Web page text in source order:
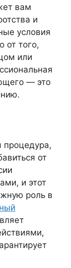
вам
и
условия
от того,
или
— это
процедура,
от
и этот
роль в